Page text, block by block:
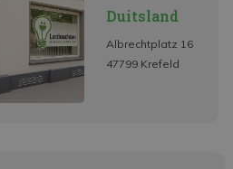
Duitsland
Albrechtplatz 16
47799 Krefeld